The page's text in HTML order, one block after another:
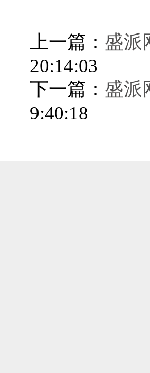
上一篇： 盛派
20:14:03
下一篇： 盛派
9:40:18